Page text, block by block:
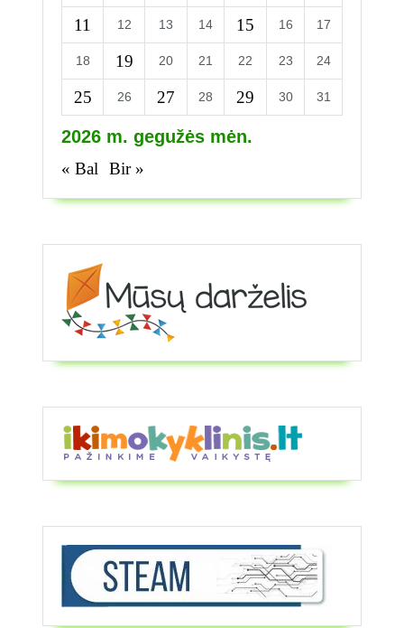
2026 m. gegužės mėn.
11 12 13 14 15 16 17
18 19 20 21 22 23 24
25 26 27 28 29 30 31
« Bal Bir »